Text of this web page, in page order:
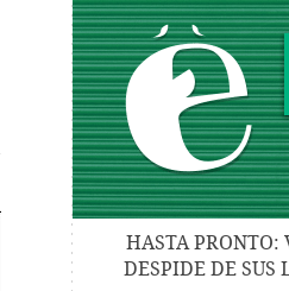
HASTA PRONTO:
DESPIDE DE SUS